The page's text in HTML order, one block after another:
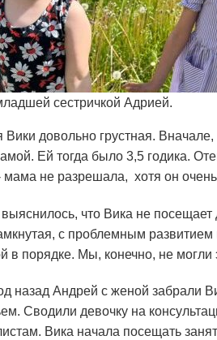
сестричкой Адрией.
Вики довольно грустная.
Ей тогда было 3,5 годика.
мама не разрешала, хотя он
что Вика не посещает
с проблемным
в порядке. Мы, конечно, не могли
назад Андрей с женой забрали
Сводили девочку на
Вика начала посещать